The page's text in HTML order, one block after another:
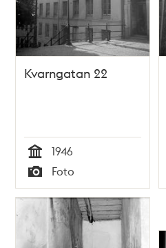
Kvarngatan 22
Tid
1946
Typ
Foto